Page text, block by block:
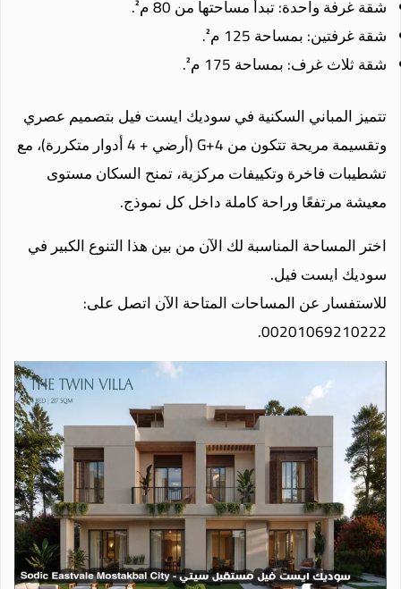
شقة غرفة واحدة: تبدأ مساحتها من 80 م².
شقة غرفتين: بمساحة 125 م².
شقة ثلاث غرف: بمساحة 175 م².
تتميز المباني السكنية في سوديك ايست فيل بتصميم عصري
وتقسيمة مريحة تتكون من G+4 (أرضي + 4 أدوار متكررة)، مع
تشطيبات فاخرة وتكييفات مركزية، تمنح السكان مستوى
معيشة مرتفعًا وراحة كاملة داخل كل نموذج.
اختر المساحة المناسبة لك الآن من بين هذا التنوع الكبير في
سوديك ايست فيل.
للاستفسار عن المساحات المتاحة الآن اتصل على:
00201069210222.